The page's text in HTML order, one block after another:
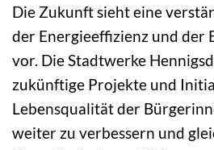
Die Zukunft sieht eine
der Energieeffizienz und der
vor. Die Stadtwerke
zukünftige Projekte und
Lebensqualität der
weiter zu verbessern und